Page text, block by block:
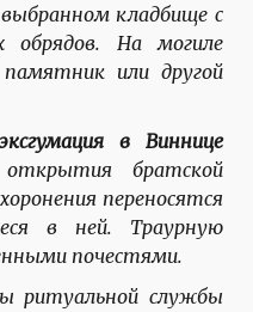
кладбище с
обрядов. На могиле
или другой
эксгумация в Виннице
открытия братской
переносятся
в ней. Траурную
почестями.
ритуальной службы